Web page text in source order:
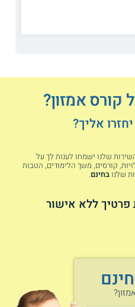
בדרך כלל נע אורך המסלול בין
מתקיימים לרוב בשעות הערב
שיעורים מקוונים שנלמדים
בכיתה.
את העבודה באמזון במסגרת
לנתח את העסק האישי של
והכדאיים ביותר
קראו גם עלקורס
קורס אמזון?
אליך?
שלנו ישמחו לענות לך על
קורסים, משך הלימודים, הטבות
שלנובחינם.
פרטיך ללא אישור